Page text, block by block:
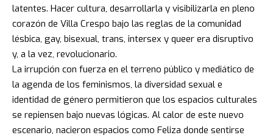
latentes. Hacer cultura, desarrollarla y visibilizarla en pleno
corazón de Villa Crespo bajo las reglas de la comunidad
lésbica, gay, bisexual, trans, intersex y queer era disruptivo
y, a la vez, revolucionario.
La irrupción con fuerza en el terreno público y mediático de
la agenda de los feminismos, la diversidad sexual e
identidad de género permitieron que los espacios culturales
se repiensen bajo nuevas lógicas. Al calor de este nuevo
escenario, nacieron espacios como Feliza donde sentirse